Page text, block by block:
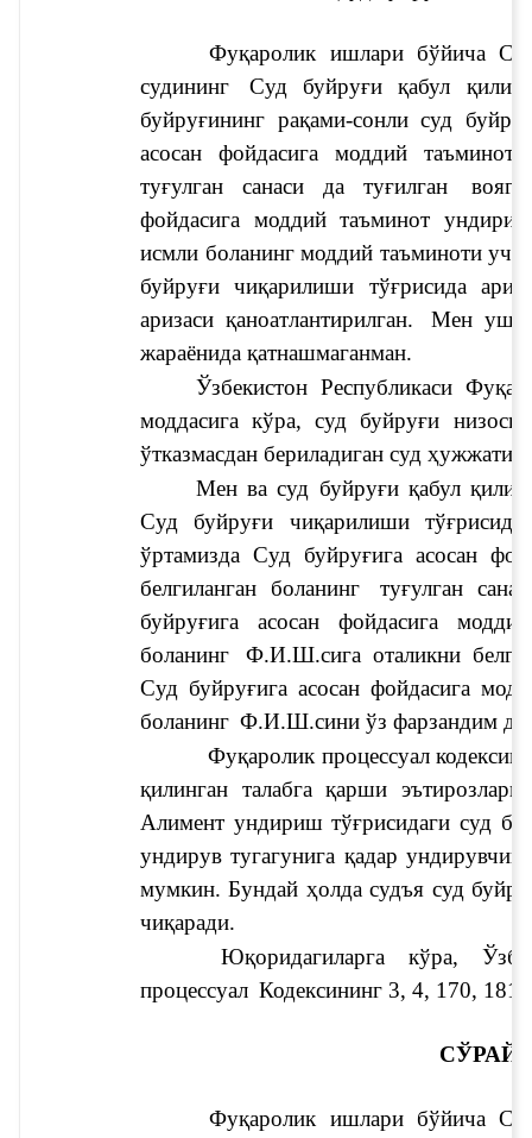
Фуқаролик ишлари бўйича
судининг
Суд буйруғи қабул
буйруғининг рақами-сонли суд
асосан фойдасига моддий
туғулган санаси да туғилган
фойдасига моддий таъминот
исмли боланинг моддий таъминоти
буйруғи чиқарилиши тўғрисида
аризаси қаноатлантирилган.
Мен ушбу
жараёнида қатнашмаганман.
Ўзбекистон Республикаси
моддасига кўра, суд буйруғи
ўтказмасдан бериладиган суд
ўртамизда Суд буйруғига асосан
белгиланган боланинг
туғулган
буйруғига асосан фойдасига
боланинг
Ф.И.Ш.си
Суд буйруғига асосан фойдасига
боланинг Ф.И.Ш.сини ўз фарзандим
Фуқаролик процессуал
қилинган талабга қарши
Алимент ундириш тўғрисидаги суд
ундирув тугагунига қадар
мумкин. Бундай ҳолда судъя суд
чиқаради.
процессуал Кодексининг 3, 4, 170, 181,
Фуқаролик ишлари бўйича